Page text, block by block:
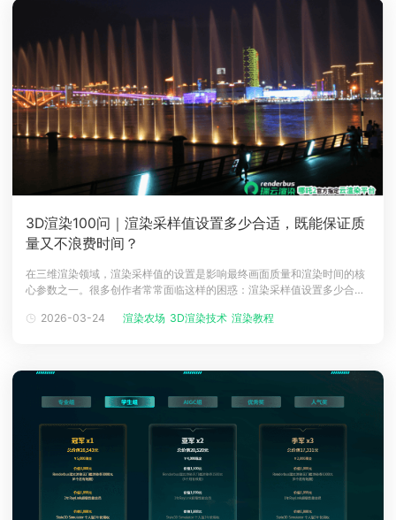
3D渲染100问｜渲染采样值设置多少合适，既能保证质
量又不浪费时间？
在三维渲染领域，渲染采样值的设置是影响最终画面质量和渲染时间的核
心参数之一。很多创作者常常面临这样的困惑：渲染采样值设置多少合
题，并提供实用建议，帮助您在视觉效果和渲染效率之间找到最佳平衡
2026-03-24 渲染农场 3D渲染技术 渲染教程